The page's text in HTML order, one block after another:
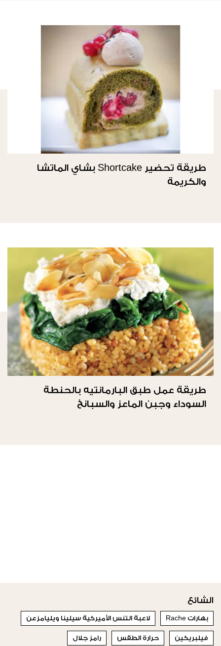
طريقة تحضير Shortcake بشاي الماتشا
والكريمة
طريقة عمل طبق البارمانتيه بالحنطة
السوداء وجبن الماعز والسبانخ
الشائع
بهارات Rache لاعبة التنس الأميركية سيلينا ويليامزعن
فيلبريكين حرارة الطقس رامز جلال